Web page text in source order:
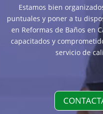
Estamos bien
puntuales y poner a tu
en Reformas de Baños en
capacitados y
servicio de